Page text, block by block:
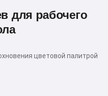
для рабочего
цветовой палитрой